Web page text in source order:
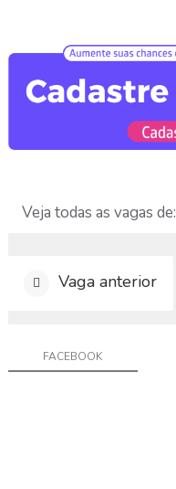
t
a
r
u
í
c
o
v
u
Veja todas as vagas de:
Vaga anterior
FACEBOOK